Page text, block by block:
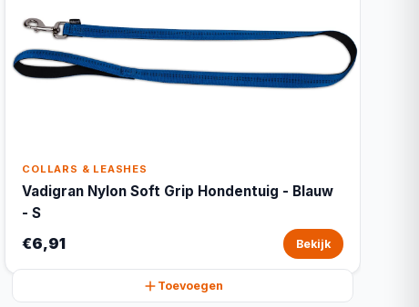
COLLARS & LEASHES
Vadigran Nylon Soft Grip Hondentuig - Blauw
- S
€6,91 Bekijk
Toevoegen